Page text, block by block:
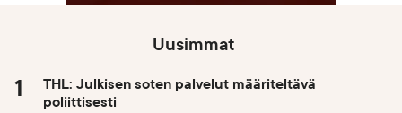
Uusimmat
THL: Julkisen soten palvelut määriteltävä
poliittisesti